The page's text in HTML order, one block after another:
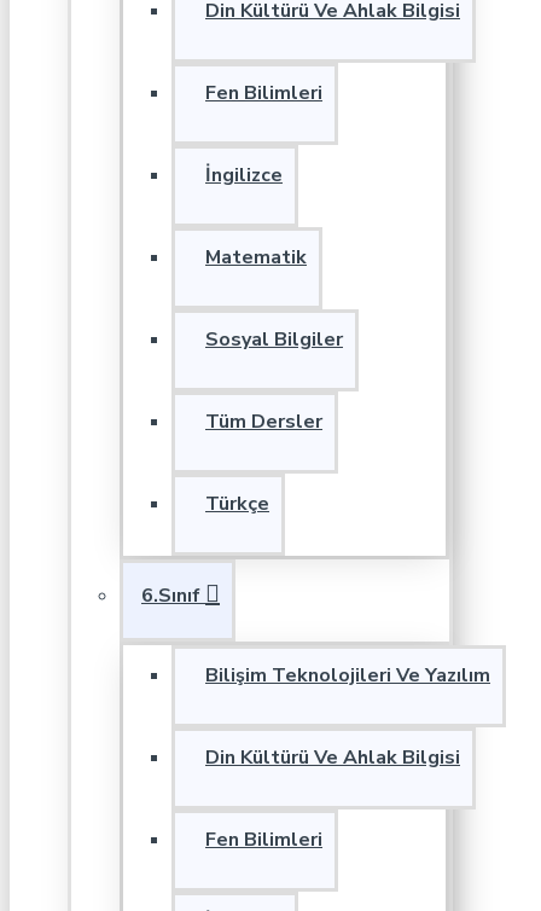
Din Kültürü Ve Ahlak Bilgisi
Fen Bilimleri
İngilizce
Matematik
Sosyal Bilgiler
Tüm Dersler
Türkçe
6.Sınıf
Bilişim Teknolojileri Ve Yazılım
Din Kültürü Ve Ahlak Bilgisi
Fen Bilimleri